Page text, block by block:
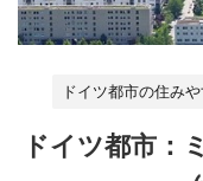
ドイツ都市の住み
ドイツ都市：